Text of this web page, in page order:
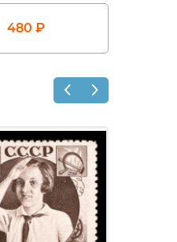
480 ₽